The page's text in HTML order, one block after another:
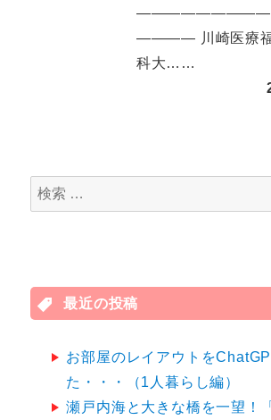
―――― 川崎医療福
科大……
検
索
最近の投稿
お部屋のレイアウトを
た・・・（1人暮らし編）
瀬戸内海と大きな橋を一望！